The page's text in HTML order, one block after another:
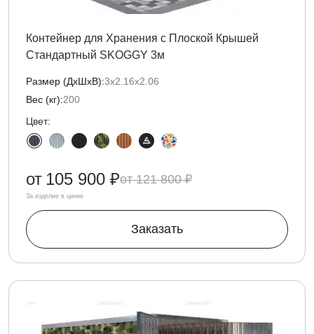
Контейнер для Хранения с Плоской Крышей
Стандартный SKOGGY 3м
Размер (ДxШxВ):3х2.16х2.06
Вес (кг):200
Цвет:
121 800 ₽
от 105 900 ₽
За изделие в цинке
Заказать